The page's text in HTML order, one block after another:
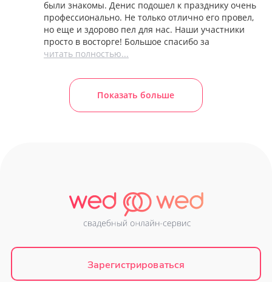
были знакомы. Денис подошел к празднику очень
профессионально. Не только отлично его провел,
но еще и здорово пел для нас. Наши участники
просто в восторге! Большое спасибо за
читать полностью...
Показать больше
Зарегистрироваться